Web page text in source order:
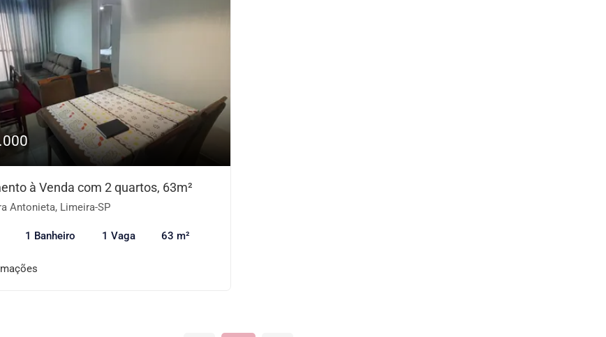
à Venda com 2 quartos, 63m²
Antonieta, Limeira-SP
1 Banheiro 1 Vaga 63 m²